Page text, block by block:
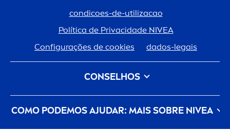
condicoes-de-utilizacao
Política de Privacidade NIVEA
Configurações de cookies
dados-legais
CONSELHOS
Tipo de Cabelo
Tipo de Pele
Cuidado Do Cabelo
Cuidado da Pele
COMO PODEMOS AJUDAR: MAIS SOBRE NIVEA